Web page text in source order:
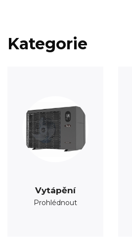
Kategorie
Vytápění
Prohlédnout